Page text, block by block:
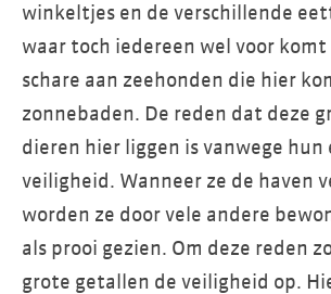
winkeltjes en de verschillende
waar toch iedereen wel voor komt
schare aan zeehonden die hier
zonnebaden. De reden dat deze
dieren hier liggen is vanwege hun
veiligheid. Wanneer ze de haven
worden ze door vele andere
als prooi gezien. Om deze reden
grote getallen de veiligheid op.